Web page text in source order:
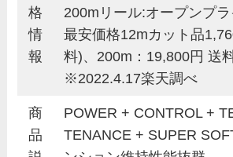
格
情
報
200mリール:オープンプラ
最安価格12mカット品
料)、200m：19,800円 送
※2022.4.17楽天調べ
商
品
POWER + CONTROL +
TENANCE + SUPER